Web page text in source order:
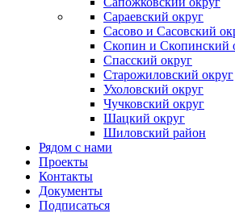
Сараевский округ
Сасово и Сасовский
Скопин и Скопинский
Спасский округ
Старожиловский округ
Ухоловский округ
Чучковский округ
Шацкий округ
Шиловский район
Рядом с нами
Проекты
Контакты
Документы
Подписаться